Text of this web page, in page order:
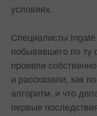
условиях.
Специалисты Ingate
побывавшего по ту
провели
и рассказали, как
алгоритм, и что
первые